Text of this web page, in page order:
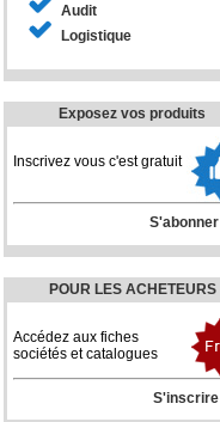
Audit
Logistique
Exposez vos produits
Inscrivez vous c'est gratuit
S'abonner
POUR LES ACHETEURS
Accédez aux fiches
sociétés et catalogues
S'inscrire